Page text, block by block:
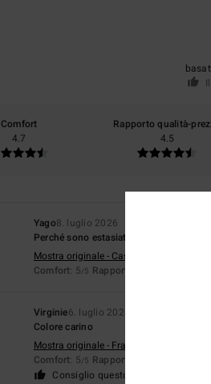
Comfort
4.7
Rapporto qualità-
4.5
Yago8. luglio 2026
Perché sono estasiato dalla
Mostra originale - Castellano
Comfort: 5/5 Rapporto qualità-prezzo
Virginie6. luglio 2026
Colore carino
Mostra originale - Français
Comfort: 5/5 Rapporto qualità-prezzo
Consiglio questo prodotto